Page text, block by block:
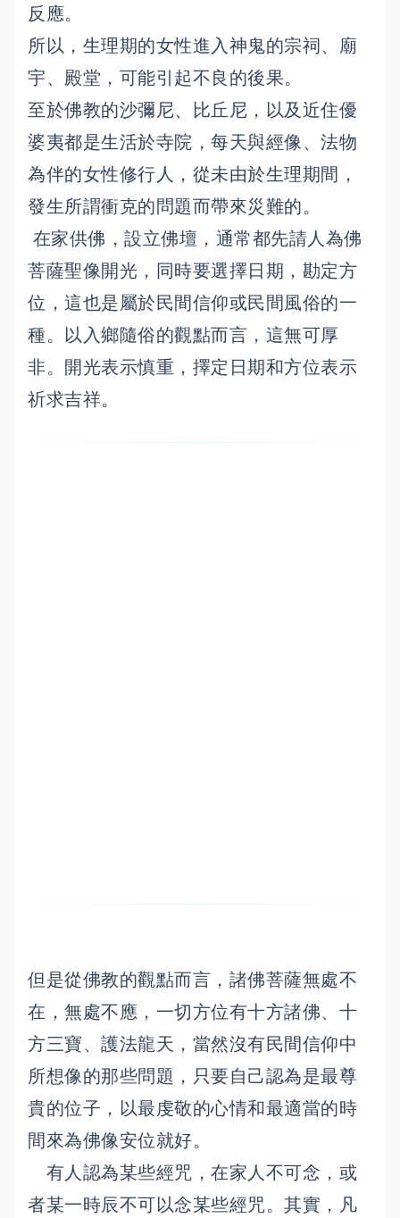
反應。
所以，生理期的女性進入神鬼的宗祠、廟
宇、殿堂，可能引起不良的後果。
至於佛教的沙彌尼、比丘尼，以及近住優
婆夷都是生活於寺院，每天與經像、法物
為伴的女性修行人，從未由於生理期間，
發生所謂衝克的問題而帶來災難的。
在家供佛，設立佛壇，通常都先請人為佛
菩薩聖像開光，同時要選擇日期，勘定方
位，這也是屬於民間信仰或民間風俗的一
種。以入鄉隨俗的觀點而言，這無可厚
非。開光表示慎重，擇定日期和方位表示
祈求吉祥。
但是從佛教的觀點而言，諸佛菩薩無處不
在，無處不應，一切方位有十方諸佛、十
方三寶、護法龍天，當然沒有民間信仰中
所想像的那些問題，只要自己認為是最尊
貴的位子，以最虔敬的心情和最適當的時
間來為佛像安位就好。
有人認為某些經咒，在家人不可念，或
者某一時辰不可以念某些經咒。其實，凡